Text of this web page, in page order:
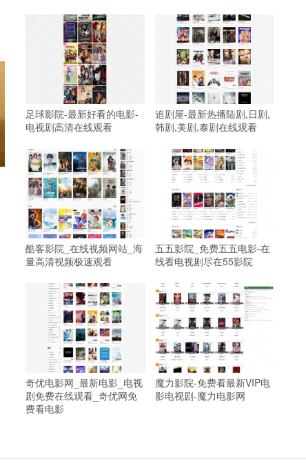
足球影院-最新好看的电影-
电视剧高清在线观看
追剧屋-最新热播陆剧,日剧,
韩剧,美剧,泰剧在线观看
酷客影院_在线视频网站_海
量高清视频极速观看
五五影院_免费五五电影-在
线看电视剧尽在55影院
奇优电影网_最新电影_电视
剧免费在线观看_奇优网免
费看电影
魔力影院-免费看最新VIP电
影电视剧-魔力电影网